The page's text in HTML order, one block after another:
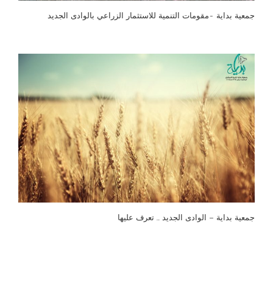
جمعية بداية -مقومات التنمية للاستثمار الزراعي بالوادى الجديد
جمعية بداية – الوادى الجديد … تعرف عليها